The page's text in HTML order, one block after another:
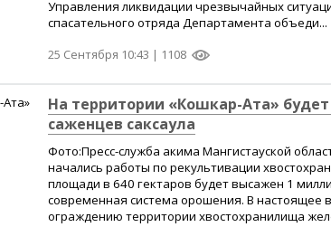
Управления ликвидации чрезвычайных
спасательного отряда Департамента объеди...
25 Сентября 10:43 | 1108
На территории «Кошкар-Ата»
саженцев саксаула
Фото:Пресс-служба акима Мангистауской
начались работы по рекультивации
площади в 640 гектаров будет высажен 1
современная система орошения. В настоящее
ограждению территории хвостохранилища